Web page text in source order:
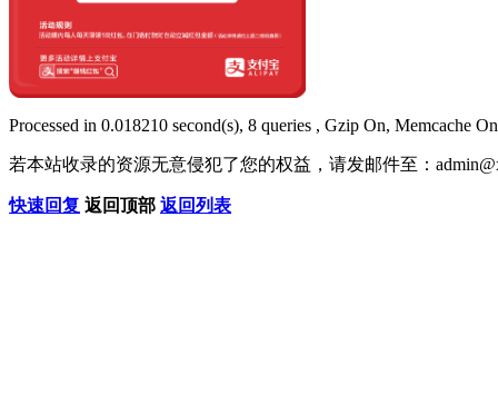
Processed in 0.018210 second(s), 8 queries , Gzip On, Memcache
若本站收录的资源无意侵犯了您的权益，请发邮件至：
快速回复 返回顶部 返回列表